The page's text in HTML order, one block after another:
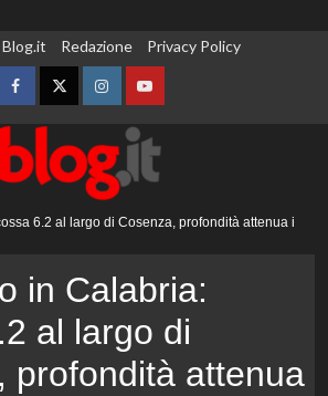
Redazione Privacy Policy
FacebookTwitterInstagramYouTube
6.2 al largo di Cosenza, profondità attenua i
in Calabria:
al largo di
profondità attenua